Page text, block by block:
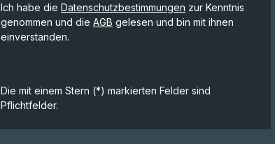
Ich habe die Datenschutzbestimmungen zur Kenntnis
genommen und die AGB gelesen und bin mit ihnen
einverstanden.
Die mit einem Stern (*) markierten Felder sind
Pflichtfelder.